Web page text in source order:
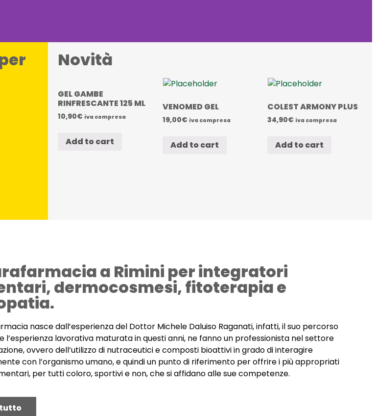
Novità
GEL GAMBE
RINFRESCANTE 125 ML
10,90€ iva compresa
Add to cart
VENOMED GEL
19,00€ iva compresa
Add to cart
COLEST ARMONY PLUS
34,90€ iva compresa
Add to cart
a Rimini per integratori
dermocosmesi, fitoterapia e
nasce dall’esperienza del Dottor Michele Daluiso Raganati, infatti, il suo percorso
l’esperienza lavorativa maturata in questi anni, ne fanno un professionista nel settore
ovvero dell’utilizzo di nutraceutici e composti bioattivi in grado di interagire
con l’organismo umano, e quindi un punto di riferimento per offrire i più appropriati
per tutti coloro, sportivi e non, che si affidano alle sue competenze.